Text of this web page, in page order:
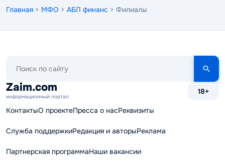
Главная > МФО > АБЛ финанс > Филиалы
сайту
Zaim.com
информационный портал
18+
КонтактыО проектеПресса о насРеквизиты
Служба поддержкиРедакция и авторыРеклама
Партнерская программаНаши вакансии